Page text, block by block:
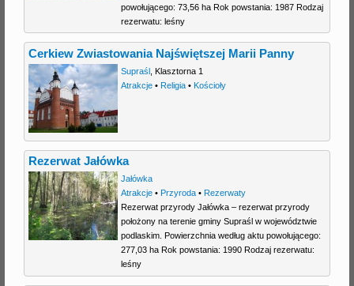
powołującego: 73,56 ha Rok powstania: 1987 Rodzaj
rezerwatu: leśny
Cerkiew Zwiastowania Najświętszej Marii Panny
Supraśl, Klasztorna 1
Atrakcje• Religia• Kościoły
Rezerwat Jałówka
Jałówka
Atrakcje• Przyroda• Rezerwaty
Rezerwat przyrody Jałówka – rezerwat przyrody
położony na terenie gminy Supraśl w województwie
podlaskim. Powierzchnia według aktu powołującego:
277,03 ha Rok powstania: 1990 Rodzaj rezerwatu:
leśny